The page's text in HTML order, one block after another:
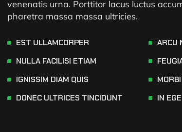
venenatis urna. Porttitor lacus luctus
pharetra massa massa ultricies.
EST ULLAMCORPER
NULLA FACILISI ETIAM
IGNISSIM DIAM QUIS
DONEC ULTRICES TINCIDUNT
ARCU
IN